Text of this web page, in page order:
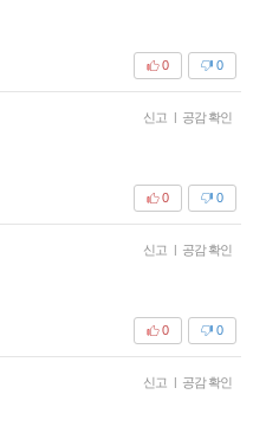
0
0
신고 | 공감 확인
0
0
신고 | 공감 확인
0
0
신고 | 공감 확인